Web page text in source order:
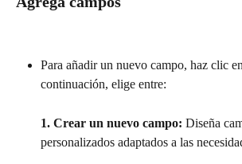
Para añadir un nuevo campo, haz clic en
continuación, elige entre:
1. Crear un nuevo campo: Diseña
personalizados adaptados a las